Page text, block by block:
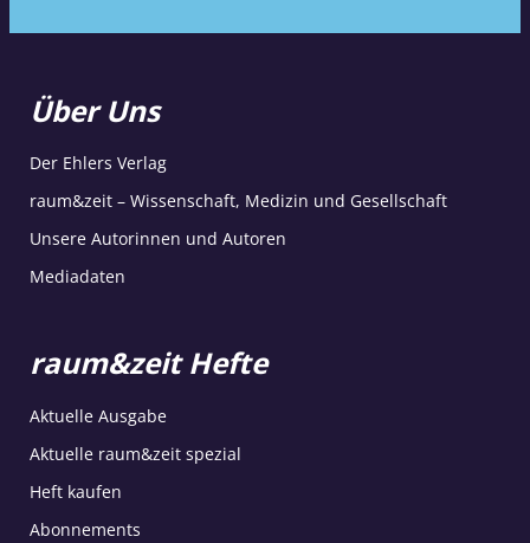
Über Uns
Der Ehlers Verlag
raum&zeit – Wissenschaft, Medizin und Gesellschaft
Unsere Autorinnen und Autoren
Mediadaten
raum&zeit Hefte
Aktuelle Ausgabe
Aktuelle raum&zeit spezial
Heft kaufen
Abonnements